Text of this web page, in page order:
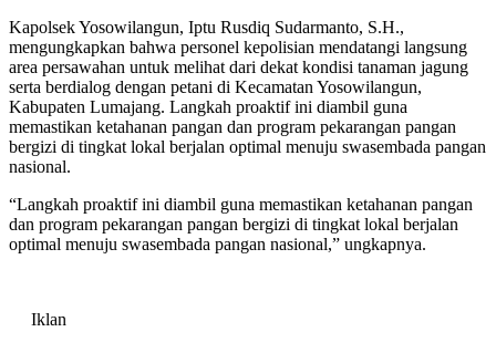
Kapolsek Yosowilangun, Iptu Rusdiq Sudarmanto, S.H.,
mengungkapkan bahwa personel kepolisian mendatangi langsung
area persawahan untuk melihat dari dekat kondisi tanaman jagung
serta berdialog dengan petani di Kecamatan Yosowilangun,
Kabupaten Lumajang. Langkah proaktif ini diambil guna
memastikan ketahanan pangan dan program pekarangan pangan
bergizi di tingkat lokal berjalan optimal menuju swasembada pangan
nasional.
“Langkah proaktif ini diambil guna memastikan ketahanan pangan
dan program pekarangan pangan bergizi di tingkat lokal berjalan
optimal menuju swasembada pangan nasional,” ungkapnya.
Iklan